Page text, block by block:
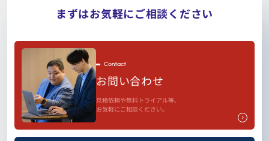
まずはお気軽にご相談ください
Contact
お問い合わせ
見積依頼や無料トライアル等、
お気軽にご相談ください。